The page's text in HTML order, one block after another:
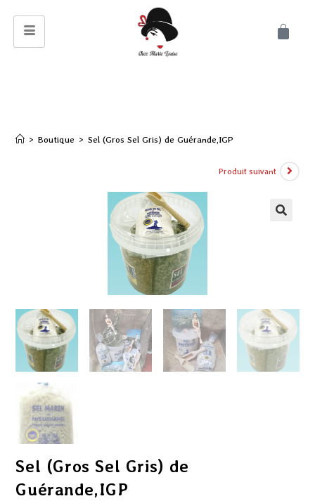
> Boutique > Sel (Gros Sel Gris) de Guérande,IGP
Produit suivant
Sel (Gros Sel Gris) de
Guérande,IGP